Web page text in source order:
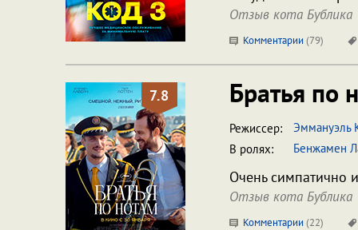
Отзыв кота Бублика
Комментарии (79)
7.8 Братья по
Режиссер:
Эммануэль
В ролях:
Бенжамен
Очень симпатично
Отзыв кота Бублика
Комментарии (22)